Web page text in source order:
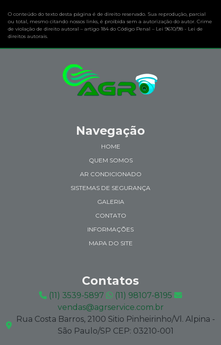
O conteúdo do texto desta página é de direito reservado. Sua reprodução, parcial
ou total, mesmo citando nossos links, é proibida sem a autorização do autor. Crime
de violação de direito autoral – artigo 184 do Código Penal – Lei 9610/98 - Lei de
direitos autorais.
Navegação
HOME
QUEM SOMOS
AR CONDICIONADO
SISTEMAS DE SEGURANÇA
GALERIA
CONTATO
INFORMAÇÕES
MAPA DO SITE
Contatos
(11) 3539-5897
(11) 98107-8195
vendas@agrservice.com.br
Rua Costa Barros, 2100 Sitio Pinheirinho/Vl. Alpina -
São Paulo/SP CEP: 03210-001